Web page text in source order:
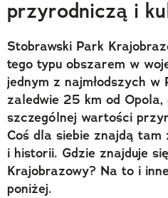
przyrodniczą i
Stobrawski Park
tego typu obszarem w
jednym z najmłodszych w
zaledwie 25 km od Opola,
szczególnej wartości
Coś dla siebie znajdą tam
i historii. Gdzie znajduje
Krajobrazowy? Na to i
poniżej.